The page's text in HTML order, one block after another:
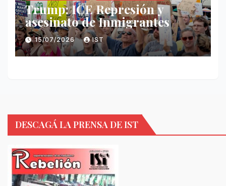
Trump: ICE Represión y
asesinato de Inmigrantes
15/07/2026 IST
DESCAGÁ LA PRENSA DE IST